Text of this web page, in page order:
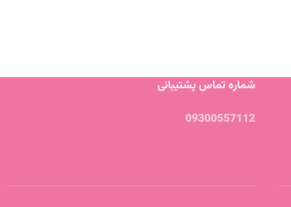
شماره تماس پشتیبانی
09300557112